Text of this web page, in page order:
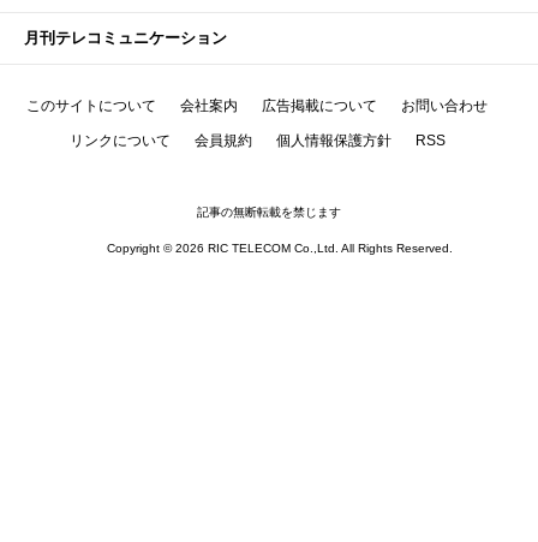
月刊テレコミュニケーション
このサイトについて 会社案内 広告掲載について お問い合わせ
リンクについて 会員規約 個人情報保護方針 RSS
記事の無断転載を禁じます
Copyright © 2026 RIC TELECOM Co.,Ltd. All Rights Reserved.